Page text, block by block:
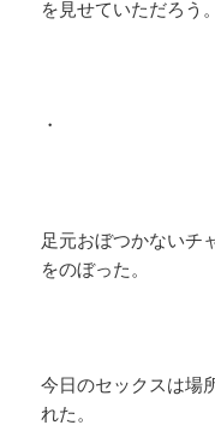
を見せていただろう。
・
足元おぼつかないチ
をのぼった。
今日のセックスは場
れた。